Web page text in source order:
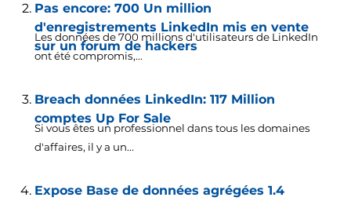
Pas encore: 700 Un million
d'enregistrements LinkedIn mis en vente
sur un forum de hackers
Les données de 700 millions d'utilisateurs de LinkedIn
ont été compromis,...
Breach données LinkedIn: 117 Million
comptes Up For Sale
Si vous êtes un professionnel dans tous les domaines
d'affaires, il y a un...
Expose Base de données agrégées 1.4